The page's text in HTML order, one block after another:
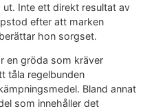
Inte ett direkt resultat av
efter att marken
hon sorgset.
en gröda som kräver
tåla regelbunden
Bland annat
som innehåller det